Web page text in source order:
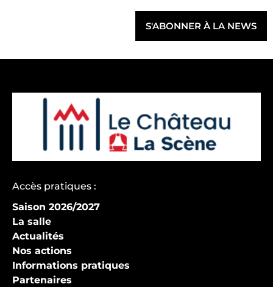
S'ABONNER À LA NEWS
Accès pratiques :
Saison 2026/2027
La salle
Actualités
Nos actions
Informations pratiques
Partenaires